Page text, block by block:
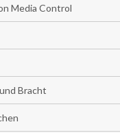
Media Control
Bracht